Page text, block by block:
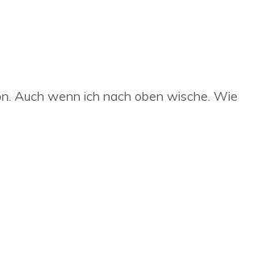
Auch wenn ich nach oben wische. Wie